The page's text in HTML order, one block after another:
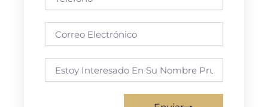
electrónico